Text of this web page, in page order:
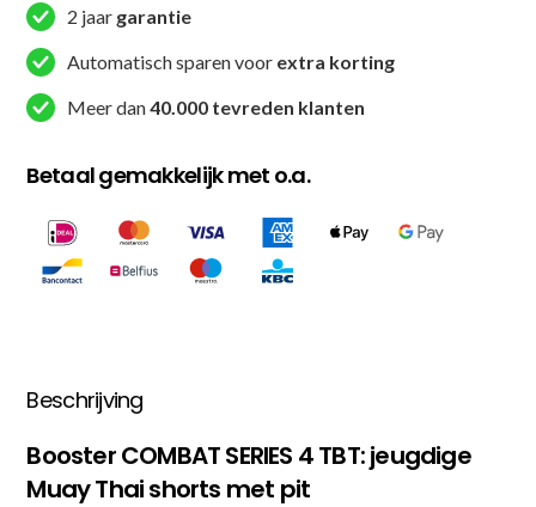
SERIES
4
TBT)
aantal
2 jaar garantie
Automatisch sparen voor extra korting
Meer dan40.000 tevreden klanten
Betaal gemakkelijk met o.a.
Beschrijving
Booster COMBAT SERIES 4 TBT: jeugdige
Muay Thai shorts met pit